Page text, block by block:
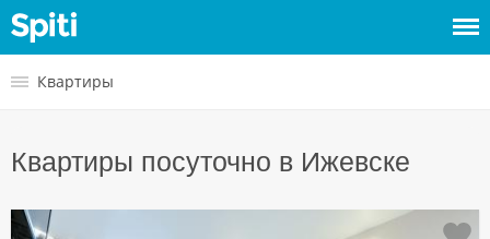
ВойтиКвартиры
Квартиры посуточно в Ижевске